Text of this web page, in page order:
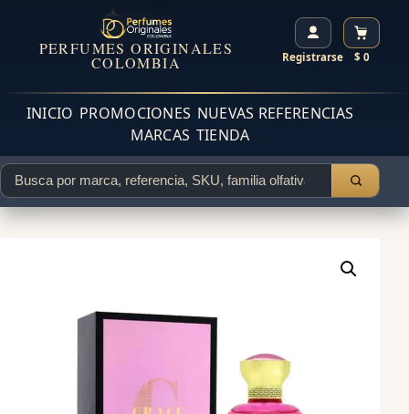
PERFUMES ORIGINALES
COLOMBIA Registrarse $ 0
INICIO PROMOCIONES NUEVAS REFERENCIAS
MARCAS TIENDA